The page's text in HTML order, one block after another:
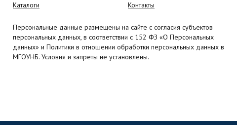
Каталоги
Контакты
Персональные данные размещены на сайте с согласия субъектов
персональных данных, в соответствии с 152 ФЗ «О Персональных
данных» и Политики в отношении обработки персональных данных в
МГОУНБ. Условия и запреты не установлены.